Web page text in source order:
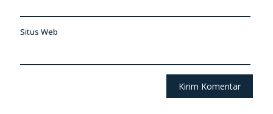
Situs Web